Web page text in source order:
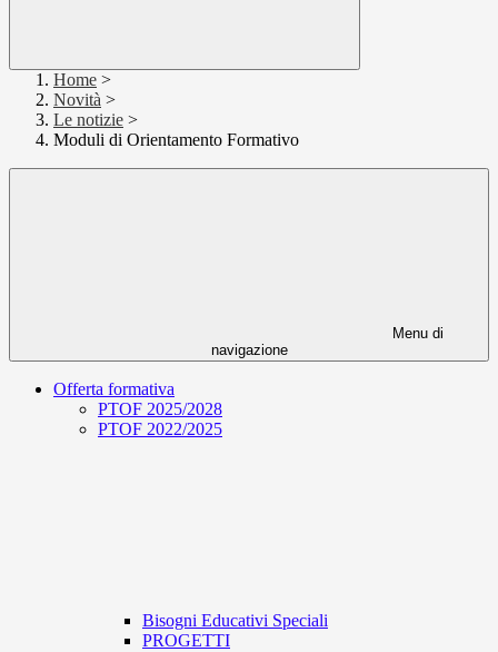
Home >
Novità >
Le notizie >
Moduli di Orientamento Formativo
Menu di
navigazione
Offerta formativa
PTOF 2025/2028
PTOF 2022/2025
Bisogni Educativi Speciali
PROGETTI